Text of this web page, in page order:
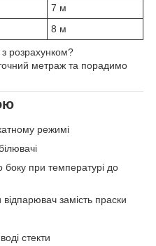
7 м
8 м
розрахунком?
метраж та порадимо
режимі
боку при температурі до
замість праски
стекти